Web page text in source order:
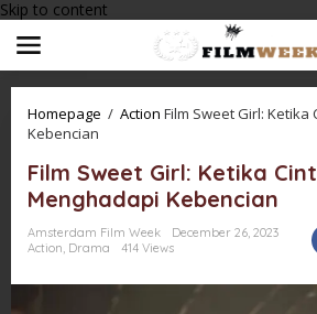
Skip to content
Homepage / Action Film Sweet Girl:
Kebencian
Film Sweet Girl: Ketika
Menghadapi Kebencian
Amsterdam Film Week
December 26, 2023
Action, Drama 414 Views